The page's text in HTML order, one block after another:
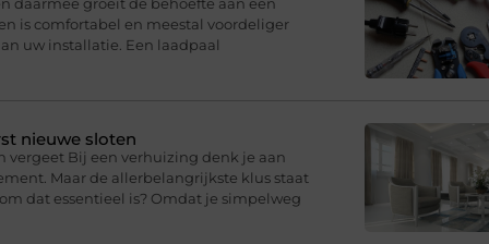
is comfortabel en meestal voordeliger
uw installatie. Een laadpaal
nieuwe sloten
Bij een verhuizing denk je aan
Maar de allerbelangrijkste klus staat
dat essentieel is? Omdat je simpelweg